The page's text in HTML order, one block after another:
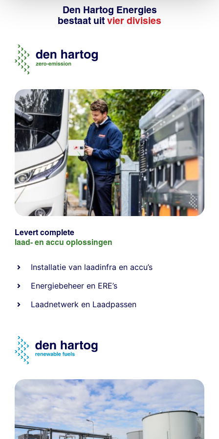
Den Hartog Energies
bestaat uit vier divisies
Levert complete
laad- en accu oplossingen
Installatie van laadinfra en accu’s
Energiebeheer en ERE’s
Laadnetwerk en Laadpassen